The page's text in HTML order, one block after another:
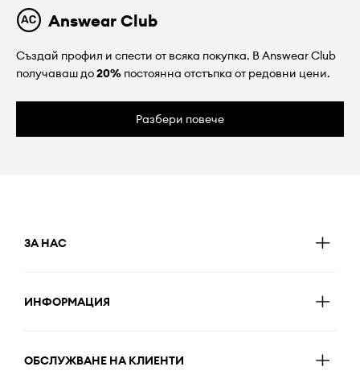
Answear Club
Създай профил и спести от всяка покупка. В Answear Club
получаваш до20% постоянна отстъпка от редовни цени.
Разбери повече
ЗА НАС
ИНФОРМАЦИЯ
ОБСЛУЖВАНЕ НА КЛИЕНТИ